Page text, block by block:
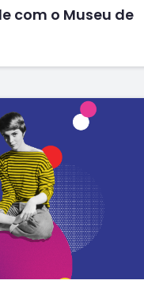
com o Museu de